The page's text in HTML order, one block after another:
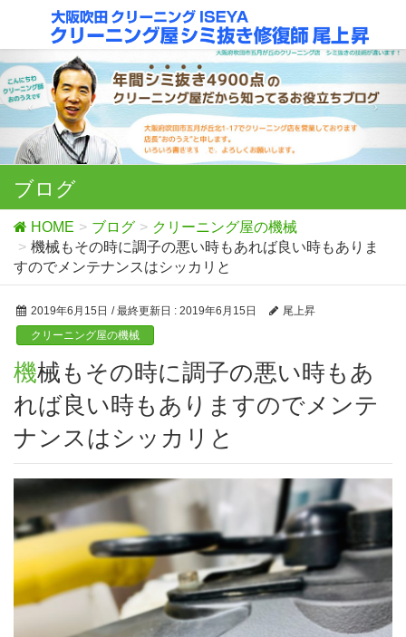
ブログ
HOME ブログ
クリーニング屋の機械
機械もその時に調子の悪い時もあれば良い時もありま
すのでメンテナンスはシッカリと
2019年6月15日 / 最終更新日 : 2019年6月15日
尾上昇
クリーニング屋の機械
機械もその時に調子の悪い時もあ
れば良い時もありますのでメンテ
ナンスはシッカリと